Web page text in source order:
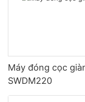
Máy đóng cọc
SWDM220